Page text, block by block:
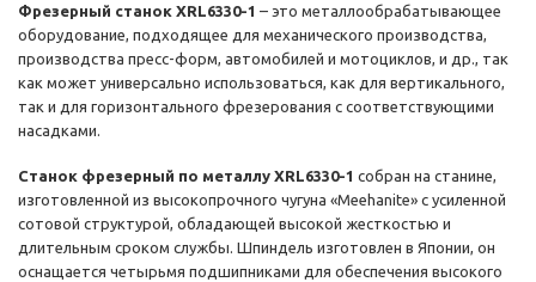
Фрезерный станок XRL6330-1 – это металлообрабатывающее
оборудование, подходящее для механического производства,
производства пресс-форм, автомобилей и мотоциклов, и др., так
как может универсально использоваться, как для вертикального,
так и для горизонтального фрезерования с соответствующими
насадками.
Станок фрезерный по металлу XRL6330-1 собран на станине,
изготовленной из высокопрочного чугуна «Meehanite» с усиленной
сотовой структурой, обладающей высокой жесткостью и
длительным сроком службы. Шпиндель изготовлен в Японии, он
оснащается четырьмя подшипниками для обеспечения высокого